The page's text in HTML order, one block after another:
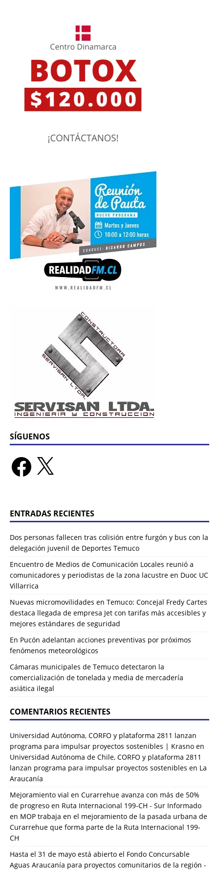
SÍGUENOS
ENTRADAS RECIENTES
Dos personas fallecen tras colisión entre furgón y bus con la
delegación juvenil de Deportes Temuco
Encuentro de Medios de Comunicación Locales reunió a
comunicadores y periodistas de la zona lacustre en Duoc UC
Villarrica
Nuevas micromovilidades en Temuco: Concejal Fredy Cartes
destaca llegada de empresa Jet con tarifas más accesibles y
mejores estándares de seguridad
En Pucón adelantan acciones preventivas por próximos
fenómenos meteorológicos
Cámaras municipales de Temuco detectaron la
comercialización de tonelada y media de mercadería
asiática ilegal
COMENTARIOS RECIENTES
Universidad Autónoma, CORFO y plataforma 2811 lanzan
programa para impulsar proyectos sostenibles | Krasno en
Universidad Autónoma de Chile, CORFO y plataforma 2811
lanzan programa para impulsar proyectos sostenibles en La
Araucanía
Mejoramiento vial en Curarrehue avanza con más de 50%
de progreso en Ruta Internacional 199-CH - Sur Informado
en MOP trabaja en el mejoramiento de la pasada urbana de
Curarrehue que forma parte de la Ruta Internacional 199-
CH
Hasta el 31 de mayo está abierto el Fondo Concursable
Aguas Araucanía para proyectos comunitarios de la región -